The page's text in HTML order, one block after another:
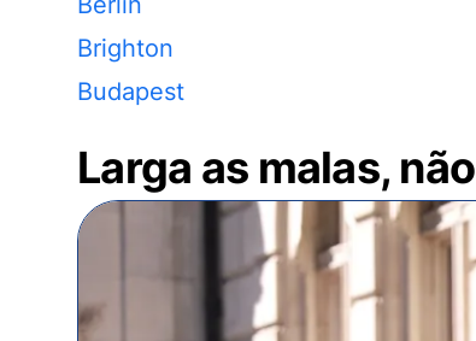
Brighton
Budapest
Larga as malas,